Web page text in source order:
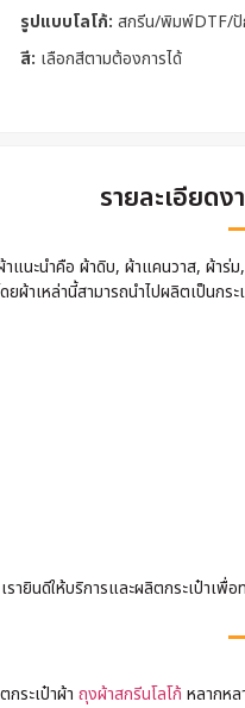
รูปแบบโลโก้: สกรีน/พิมพ์DTF/ปั
สี: เลือกสีตามต้องการได้
รายละเอียด
าแนะนำคือ ผ้าดิบ, ผ้าแคนวาส, ผ้
าเหล่านี้สามารถนำไปผลิตเป็นกระ
ายินดีให้บริการและผลิตกระเป๋าเพื่อ
กระเป๋าผ้า ถุงผ้าสกรีนโลโก้ หลากห